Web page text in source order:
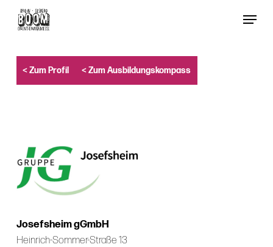
content
Menu
< Zum Profil < Zum Ausbildungskompass
Josefsheim gGmbH
Heinrich-Sommer-Straße 13